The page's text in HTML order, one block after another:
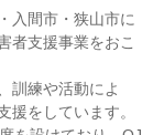
入間市・狭山市に
者支援事業をおこ
訓練や活動によ
援をしています。